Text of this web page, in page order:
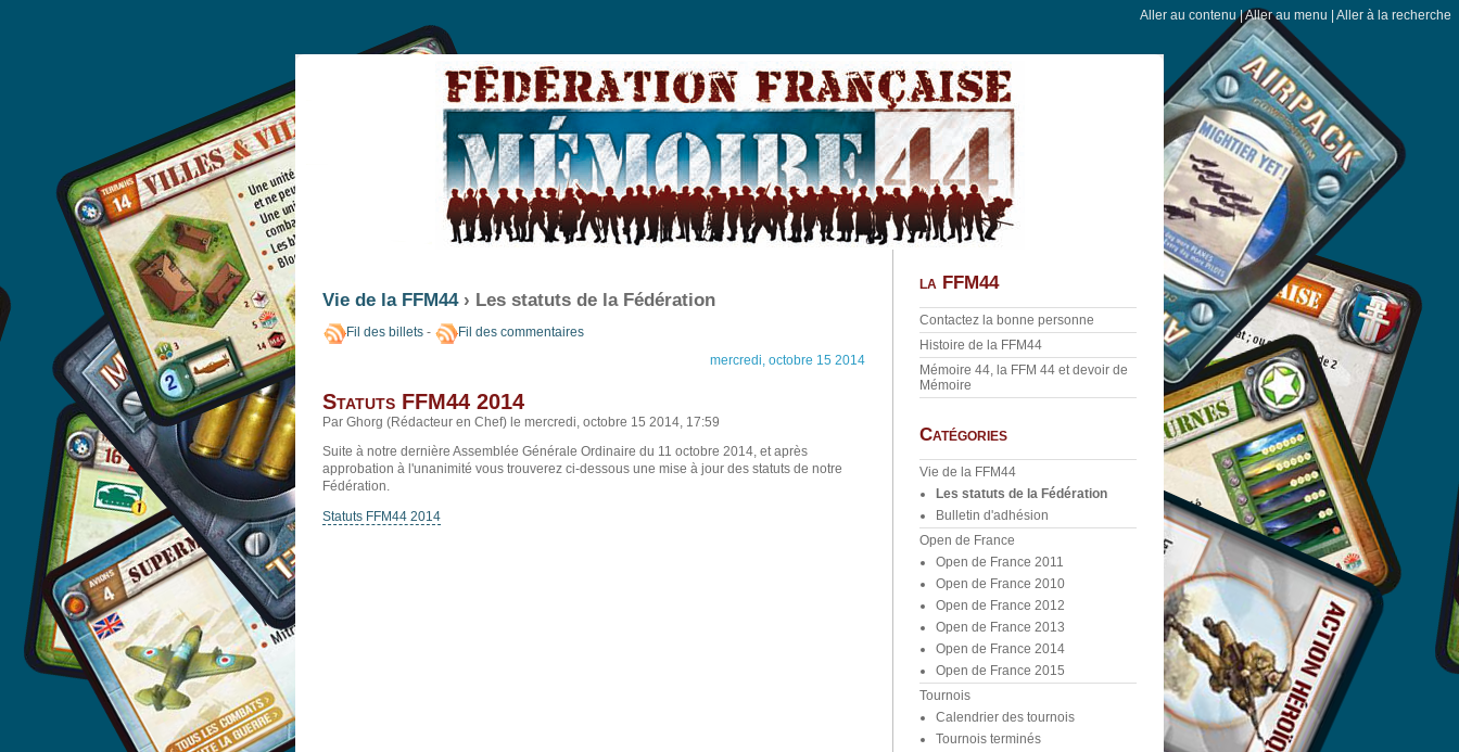
Aller au contenu|Aller au menu Aller à la recherche
Vie de la FFM44› Les statuts de la Fédération
Fil des billets -
Fil des commentaires
mercredi, octobre 15 2014
Statuts FFM44 2014
Par Ghorg (Rédacteur en Chef) le mercredi, octobre 15 2014, 17:59
Suite à notre dernière Assemblée Générale Ordinaire du 11 octobre 2014, et après
approbation à l'unanimité vous trouverez ci-dessous une mise à jour des statuts de notre
Fédération.
Statuts FFM44 2014
la FFM44
Contactez la bonne personne
Histoire de la FFM44
Mémoire 44, la FFM 44 et devoir de
Mémoire
Catégories
Vie de la FFM44
Les statuts de la Fédération
Bulletin d'adhésion
Open de France
Open de France 2011
Open de France 2010
Open de France 2012
Open de France 2013
Open de France 2014
Open de France 2015
Tournois
Calendrier des tournois
Tournois terminés